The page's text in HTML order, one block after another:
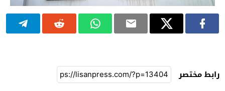
رابط مختصر